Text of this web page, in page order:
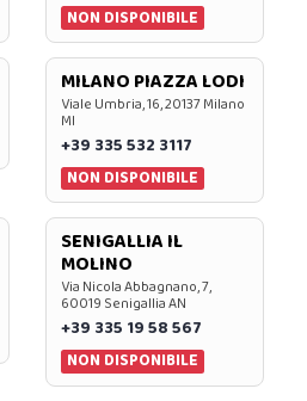
NON DISPONIBILE
MILANO PIAZZA LODI
Viale Umbria, 16, 20137 Milano
MI
+39 335 532 3117
NON DISPONIBILE
SENIGALLIA IL
MOLINO
Via Nicola Abbagnano, 7,
60019 Senigallia AN
+39 335 19 58 567
NON DISPONIBILE